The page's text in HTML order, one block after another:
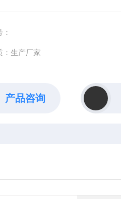
RT+10～100℃
：生产厂家
产品咨询